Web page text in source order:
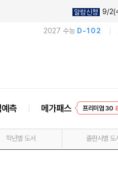
알람신청 9/2(
2027 수능 D-102
측 메가패스
프리미엄 30
학년별 도서 출판사별 도